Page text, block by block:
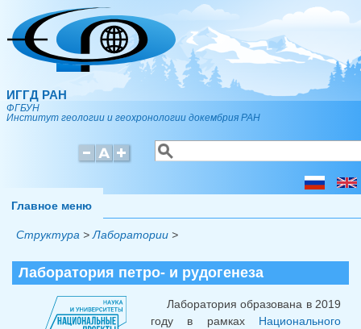
Перейти к основному содержанию
ИГГД РАН
ФГБУН
Институт геологии и геохронологии докембрия РАН
Форма поиска
Поиск
Главное меню
Структура > Лаборатории >
Лаборатория петро- и рудогенеза
Лаборатория образована в 2019
году в рамках Национального